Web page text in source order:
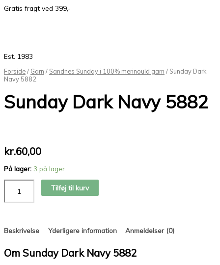
Gratis fragt ved 399,-
Est. 1983
Forside/ Garn / Sandnes Sunday i 100% merinould garn / Sunday Dark
Navy 5882
Sunday Dark Navy 5882
kr.60,00
På lager: 3 på lager
Tilføj til kurv
Beskrivelse Yderligere information Anmeldelser (0)
Om Sunday Dark Navy 5882